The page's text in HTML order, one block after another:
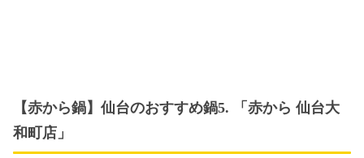
【赤から鍋】仙台のおすすめ鍋5. 「赤から 仙台大
和町店」